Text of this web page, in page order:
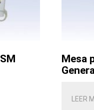
Mesa
LEER